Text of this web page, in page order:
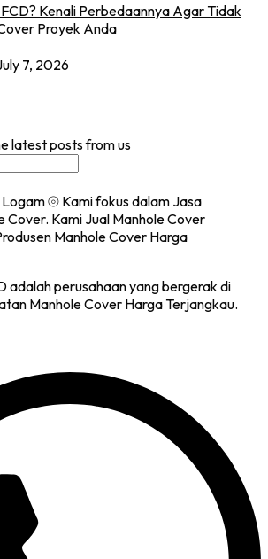
Kenali Perbedaannya Agar Tidak
Proyek Anda
7, 2026
latest posts from us
adalah perusahaan yang bergerak di
Manhole Cover Harga Terjangkau.